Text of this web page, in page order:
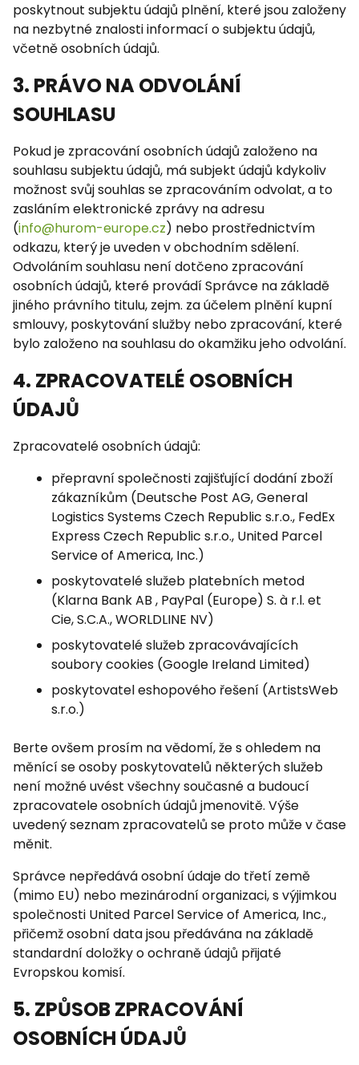
poskytnout subjektu údajů plnění, které jsou založeny
na nezbytné znalosti informací o subjektu údajů,
včetně osobních údajů.
3. PRÁVO NA ODVOLÁNÍ
SOUHLASU
Pokud je zpracování osobních údajů založeno na
souhlasu subjektu údajů, má subjekt údajů kdykoliv
možnost svůj souhlas se zpracováním odvolat, a to
zasláním elektronické zprávy na adresu
(info@hurom-europe.cz) nebo prostřednictvím
odkazu, který je uveden v obchodním sdělení.
Odvoláním souhlasu není dotčeno zpracování
osobních údajů, které provádí Správce na základě
jiného právního titulu, zejm. za účelem plnění kupní
smlouvy, poskytování služby nebo zpracování, které
bylo založeno na souhlasu do okamžiku jeho odvolání.
4. ZPRACOVATELÉ OSOBNÍCH
ÚDAJŮ
Zpracovatelé osobních údajů:
přepravní společnosti zajišťující dodání zboží
zákazníkům (Deutsche Post AG, General
Logistics Systems Czech Republic s.r.o., FedEx
Express Czech Republic s.r.o., United Parcel
Service of America, Inc.)
poskytovatelé služeb platebních metod
(Klarna Bank AB , PayPal (Europe) S. à r.l. et
Cie, S.C.A., WORLDLINE NV)
poskytovatelé služeb zpracovávajících
soubory cookies (Google Ireland Limited)
poskytovatel eshopového řešení (ArtistsWeb
s.r.o.)
Berte ovšem prosím na vědomí, že s ohledem na
měnící se osoby poskytovatelů některých služeb
není možné uvést všechny současné a budoucí
zpracovatele osobních údajů jmenovitě. Výše
uvedený seznam zpracovatelů se proto může v čase
měnit.
Správce nepředává osobní údaje do třetí země
(mimo EU) nebo mezinárodní organizaci, s výjimkou
společnosti United Parcel Service of America, Inc.,
přičemž osobní data jsou předávána na základě
standardní doložky o ochraně údajů přijaté
Evropskou komisí.
5. ZPŮSOB ZPRACOVÁNÍ
OSOBNÍCH ÚDAJŮ